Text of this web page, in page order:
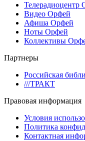
Телерадиоцентр
Видео Орфей
Афиша Орфей
Ноты Орфей
Коллективы
Партнеры
Российская
///ТРАКТ
Правовая информация
Условия
Политика
Контактная